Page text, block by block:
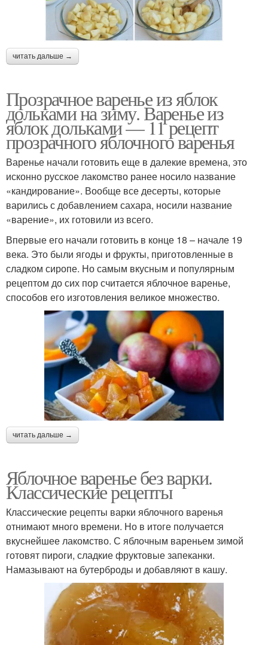
читать дальше →
Прозрачное варенье из яблок
дольками на зиму. Варенье из
яблок дольками — 11 рецепт
прозрачного яблочного варенья
Варенье начали готовить еще в далекие времена, это
исконно русское лакомство ранее носило название
«кандирование». Вообще все десерты, которые
варились с добавлением сахара, носили название
«варение», их готовили из всего.
Впервые его начали готовить в конце 18 – начале 19
века. Это были ягоды и фрукты, приготовленные в
сладком сиропе. Но самым вкусным и популярным
рецептом до сих пор считается яблочное варенье,
способов его изготовления великое множество.
читать дальше →
Яблочное варенье без варки.
Классические рецепты
Классические рецепты варки яблочного варенья
отнимают много времени. Но в итоге получается
вкуснейшее лакомство. С яблочным вареньем зимой
готовят пироги, сладкие фруктовые запеканки.
Намазывают на бутерброды и добавляют в кашу.